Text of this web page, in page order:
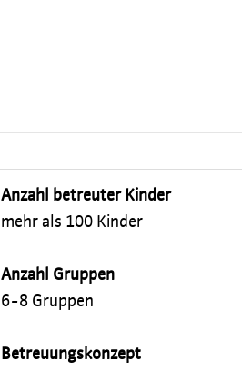
Anzahl betreuter Kinder
mehr als 100 Kinder
Anzahl Gruppen
6-8 Gruppen
Betreuungskonzept